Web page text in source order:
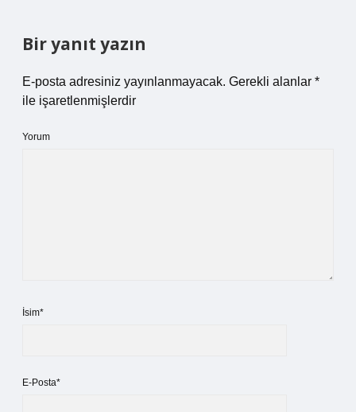
Bir yanıt yazın
E-posta adresiniz yayınlanmayacak. Gerekli alanlar *
ile işaretlenmişlerdir
Yorum
İsim*
E-Posta*